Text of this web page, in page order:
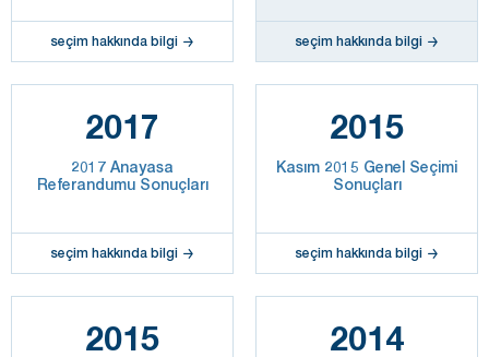
seçim hakkında bilgi seçim hakkında bilgi
2017
2017 Anayasa
Referandumu Sonuçları
seçim hakkında bilgi
2015
Kasım 2015 Genel Seçimi
Sonuçları
seçim hakkında bilgi
2015 2014